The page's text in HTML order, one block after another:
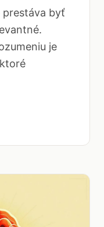
prestáva byť
je